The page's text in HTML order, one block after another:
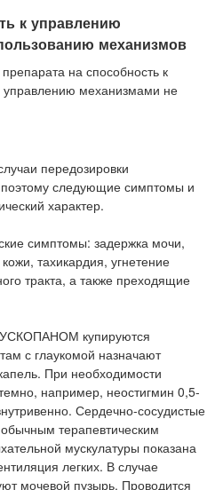
к управлению
механизмов
на способность к
управлению механизмами не
передозировки
следующие симптомы и
характер.
симптомы: задержка мочи,
тахикардия, угнетение
тракта, а также преходящие
купируются
с глаукомой назначают
При необходимости
например, неостигмин 0,5-
Сердечно-сосудистые
терапевтическим
мускулатуры показана
легких. В случае
мочевой пузырь. Проводится